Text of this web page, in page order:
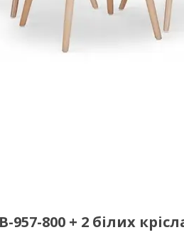
800 + 2 білих